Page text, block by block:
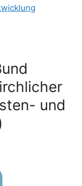
und